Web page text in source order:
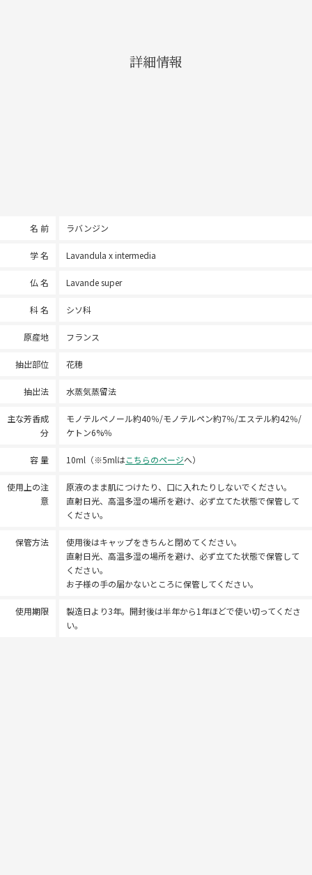
詳細情報
名 前 ラバンジン
学 名 Lavandula x intermedia
仏 名 Lavande super
科 名 シソ科
原産地 フランス
抽出部位 花穂
抽出法 水蒸気蒸留法
主な芳香成
分
モノテルペノール約40％/モノテルペン約7％/エステル約42％/
ケトン6%％
容 量 10ml（※5mlはこちらのページへ）
使用上の注
意
原液のまま肌につけたり、口に入れたりしないでください。
直射日光、高温多湿の場所を避け、必ず立てた状態で保管して
ください。
保管方法
使用後はキャップをきちんと閉めてください。
直射日光、高温多湿の場所を避け、必ず立てた状態で保管して
ください。
お子様の手の届かないところに保管してください。
使用期限
製造日より3年。開封後は半年から1年ほどで使い切ってくださ
い。